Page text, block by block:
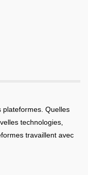
plateformes. Quelles
technologies,
travaillent avec